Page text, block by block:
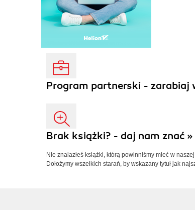
Program partnerski - zarabiaj
Brak książki? - daj nam znać »
Nie znalazłeś książki, którą powinniśmy mieć w
Dołożymy wszelkich starań, by wskazany tytuł jak